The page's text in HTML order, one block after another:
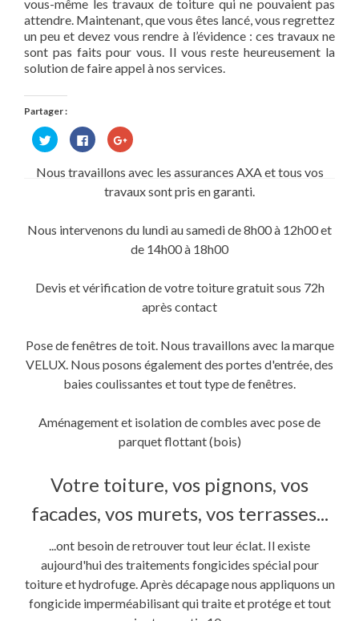
vous-même les travaux de toiture qui ne pouvaient pas
attendre. Maintenant, que vous êtes lancé, vous regrettez
un peu et devez vous rendre à l’évidence : ces travaux ne
sont pas faits pour vous. Il vous reste heureusement la
solution de faire appel à nos services.
Partager :
Cliquez
pour
partager
Twitter(ouvre
Cliquez
pour
partager
sur
Facebook(ouvre
dans
une
Cliquez
pour
Google+
dans
fenêtre)
Nous travaillons avec les assurances AXA et tous vos
travaux sont pris en garanti.
Nous intervenons du lundi au samedi de 8h00 à 12h00 et
de 14h00 à 18h00
Devis et vérification de votre toiture gratuit sous 72h
après contact
Pose de fenêtres de toit. Nous travaillons avec la marque
VELUX. Nous posons également des portes d'entrée, des
baies coulissantes et tout type de fenêtres.
Aménagement et isolation de combles avec pose de
parquet flottant (bois)
Votre toiture, vos pignons, vos
facades, vos murets, vos terrasses...
...ont besoin de retrouver tout leur éclat. Il existe
aujourd'hui des traitements fongicides spécial pour
toiture et hydrofuge. Après décapage nous appliquons un
fongicide imperméabilisant qui traite et protége et tout